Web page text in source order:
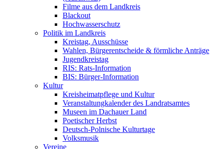
Filme aus dem Landkreis
Blackout
Hochwasserschutz
Politik im Landkreis
Kreistag, Ausschüsse
Wahlen, Bürgerentscheide & förmliche Anträge
Jugendkreistag
RIS: Rats-Information
BIS: Bürger-Information
Kultur
Kreisheimatpflege und Kultur
Veranstaltungkalender des Landratsamtes
Museen im Dachauer Land
Poetischer Herbst
Deutsch-Polnische Kulturtage
Volksmusik
Vereine